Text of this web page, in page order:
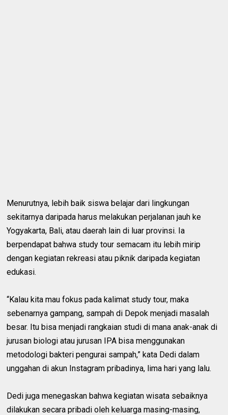
Menurutnya, lebih baik siswa belajar dari lingkungan
sekitarnya daripada harus melakukan perjalanan jauh ke
Yogyakarta, Bali, atau daerah lain di luar provinsi. Ia
berpendapat bahwa study tour semacam itu lebih mirip
dengan kegiatan rekreasi atau piknik daripada kegiatan
edukasi.
“Kalau kita mau fokus pada kalimat study tour, maka
sebenarnya gampang, sampah di Depok menjadi masalah
besar. Itu bisa menjadi rangkaian studi di mana anak-anak di
jurusan biologi atau jurusan IPA bisa menggunakan
metodologi bakteri pengurai sampah,” kata Dedi dalam
unggahan di akun Instagram pribadinya, lima hari yang lalu.
Dedi juga menegaskan bahwa kegiatan wisata sebaiknya
dilakukan secara pribadi oleh keluarga masing-masing,